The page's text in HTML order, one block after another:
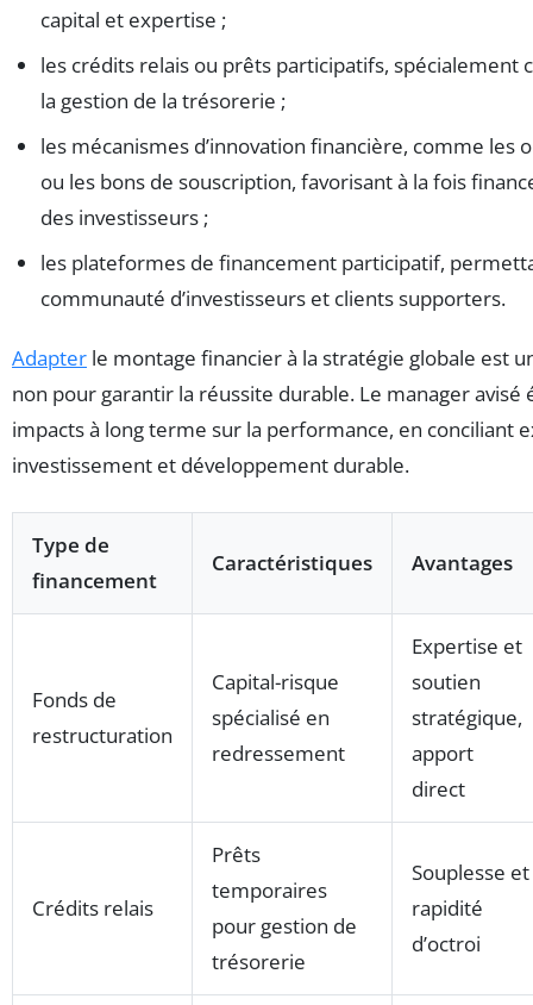
capital et expertise ;
les crédits relais ou prêts participatifs, spécialement
la gestion de la trésorerie ;
les mécanismes d’innovation financière, comme les
ou les bons de souscription, favorisant à la fois
des investisseurs ;
les plateformes de financement participatif,
communauté d’investisseurs et clients supporters.
Adapter le montage financier à la stratégie globale est
non pour garantir la réussite durable. Le manager avisé
impacts à long terme sur la performance, en conciliant
investissement et développement durable.
Type de
financement
Caractéristiques Avantages
Fonds de
restructuration
Capital-risque
spécialisé en
redressement
Expertise et
soutien
stratégique,
apport
direct
Crédits relais
Prêts
temporaires
pour gestion de
trésorerie
Souplesse et
rapidité
d’octroi